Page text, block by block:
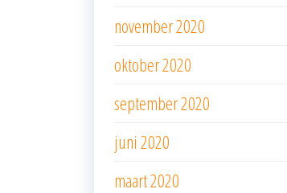
november 2020
oktober 2020
september 2020
juni 2020
maart 2020